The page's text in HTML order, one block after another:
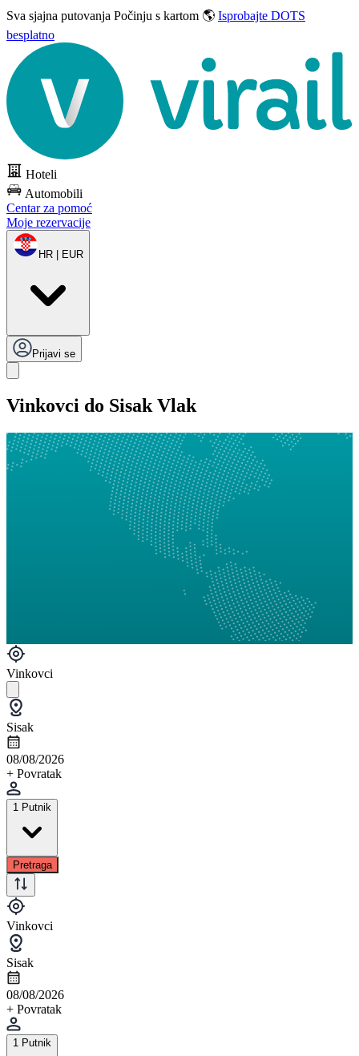
Sva sjajna putovanja Počinju s kartom 🌎 Isprobajte DOTS
besplatno
Hoteli
Automobili
Centar za pomoć
Moje rezervacije
HR | EUR
Prijavi se
Vinkovci do Sisak Vlak
Vinkovci
Sisak
08/08/2026
+ Povratak
1 Putnik
Pretraga
Vinkovci
Sisak
08/08/2026
+ Povratak
1 Putnik